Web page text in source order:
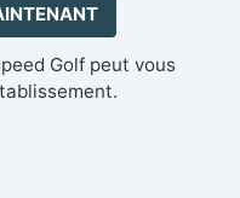
Golf peut vous